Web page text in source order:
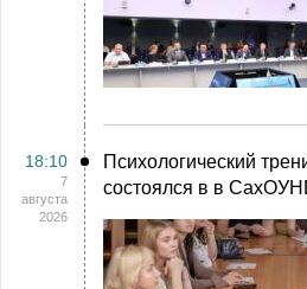
18:10
7
августа
2026
Психологический
состоялся в в